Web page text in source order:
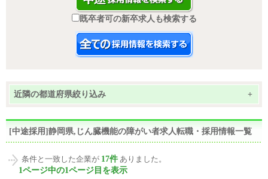
既卒者可の新卒求人も検索する
近隣の都道府県絞り込み +
[中途採用]静岡県,じん臓機能の障がい者求人転職・採用情報一覧
条件と一致した企業が 17件 ありました。
1ページ中の1ページ目を表示